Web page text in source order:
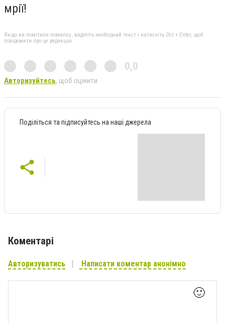
мрії!
Якщо ви помітили помилку, виділіть необхідний текст і натисніть Ctrl + Enter, щоб
повідомити про це редакцію
0,0
Авторизуйтесь, щоб оцінити
Поділіться та підписуйтесь на наші джерела
Коментарі
Авторизуватись Написати коментар анонімно
🙂